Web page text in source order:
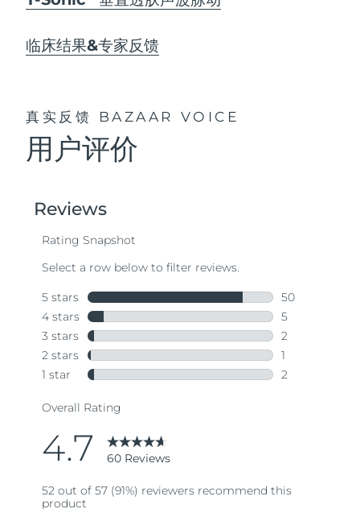
临床结果&专家反馈
真实反馈 BAZAAR VOICE
用户评价